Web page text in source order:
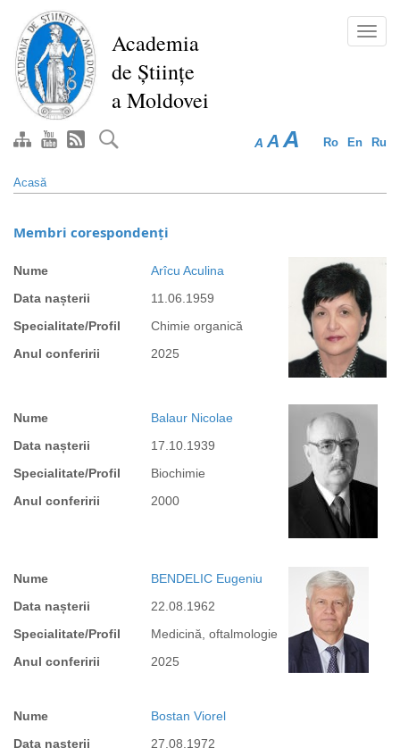
conţinutul
principal
Academia
de Științe
a Moldovei
Ro En Ru
A A A
Acasă
Membri corespondenți
Nume
Data nașterii
Specialitate/Profil
Anul conferirii
Arîcu Aculina
11.06.1959
Chimie organică
2025
Nume
Data nașterii
Specialitate/Profil
Anul conferirii
Balaur Nicolae
17.10.1939
Biochimie
2000
Nume
Data nașterii
Specialitate/Profil
Anul conferirii
BENDELIC Eugeniu
22.08.1962
Medicină, oftalmologie
2025
Nume
Data nașterii
Bostan Viorel
27.08.1972